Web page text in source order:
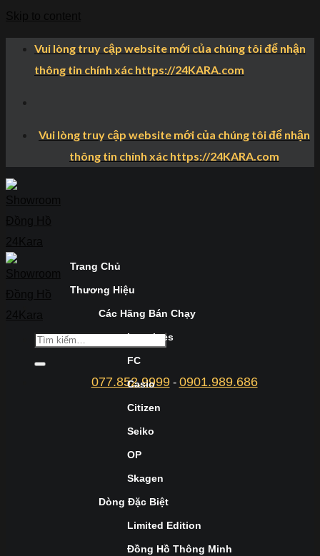
Vui lòng truy cập website mới của chúng tôi để nhận
thông tin chính xác https://24KARA.com
Vui lòng truy cập website mới của chúng tôi để nhận
thông tin chính xác https://24KARA.com
077.852.9999- 0901.989.686
Trang Chủ
Thương Hiệu
Các Hãng Bán Chạy
Longines
FC
Casio
Citizen
Seiko
OP
Skagen
Dòng Đặc Biệt
Limited Edition
Đồng Hồ Thông Minh